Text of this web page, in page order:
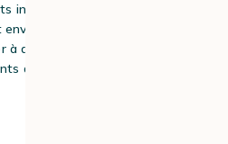
internes. Cette phase dure
5 minutes. Elle permet
à dissoudre les dépôts de
dans le thermobloc et les